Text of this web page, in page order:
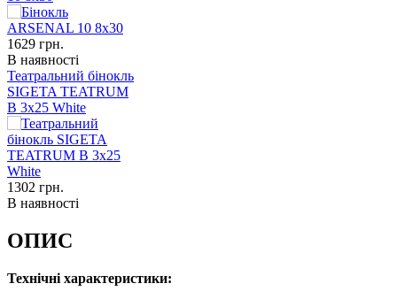
1629 грн.
В наявності
Театральний бінокль
SIGETA TEATRUM
B 3x25 White
1302 грн.
В наявності
ОПИС
Технічні характеристики: